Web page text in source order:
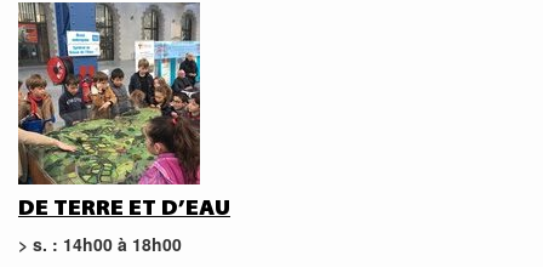
DE TERRE ET D’EAU
> s. : 14h00 à 18h00